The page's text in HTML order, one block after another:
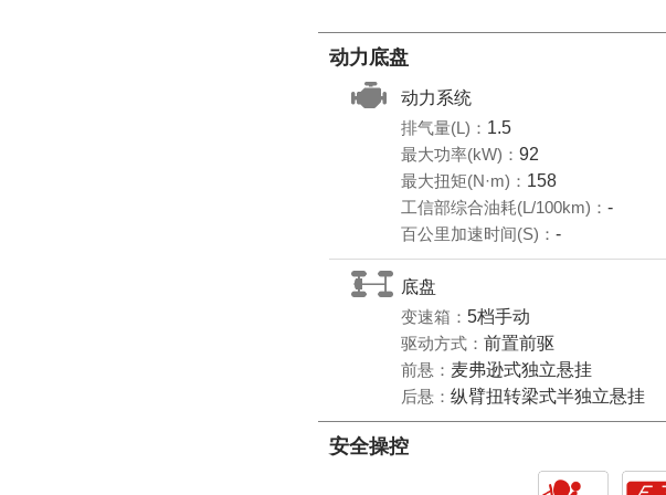
动力底盘
动力系统
排气量(L)： 1.5
最大功率(kW)： 92
最大扭矩(N·m)： 158
工信部综合油耗(L/100km)： -
百公里加速时间(S)： -
底盘
变速箱： 5档手动
驱动方式： 前置前驱
前悬： 麦弗逊式独立悬挂
后悬： 纵臂扭转梁式半独立悬挂
安全操控